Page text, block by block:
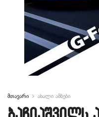
მთავარი ახალი ამბები